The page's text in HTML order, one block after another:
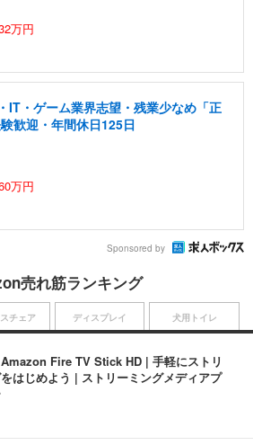
万円
IT・ゲーム業界志望・残業少なめ「正
歓迎・年間休日125日
万円
Sponsored by
売れ筋ランキング
Amazon Fire TV Stick HD | 手軽にストリ
はじめよう | ストリーミングメディアプ
チェア ディスプレイ 犬用トイレ